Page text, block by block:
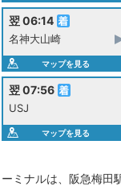
翌 06:14
名神大山崎
マップを見る
翌 07:56
USJ
マップを見る
ミナルは、阪急梅田